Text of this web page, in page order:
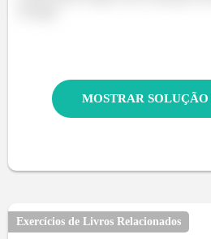
Exercícios de Livros Relacionados